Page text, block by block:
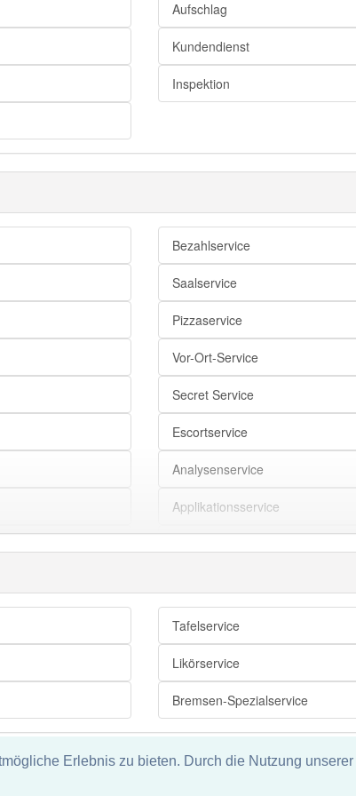
Erlebnis zu bieten. Durch die Nutzung
Aufschlag
Kundendienst
Inspektion
Bezahlservice
Saalservice
Pizzaservice
Vor-Ort-Service
Secret Service
Escortservice
Analysenservice
Applikationsservice
Baumaschinenservice
Beschichtungsservice
Brauereiservice
Büroservice
Computerservice
Tafelservice
Likörservice
Bremsen-Spezialservice